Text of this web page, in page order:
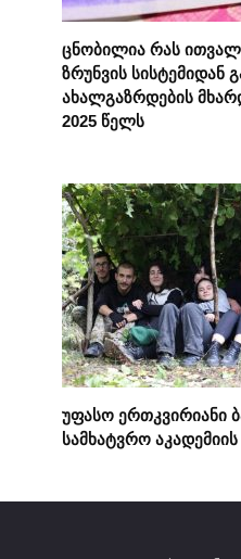
ცნობილია რას
ზრუნვის სისტემიდან
ახალგაზრდების
2025 წელს
უფასო ერთკვირიანი
სამხატვრო